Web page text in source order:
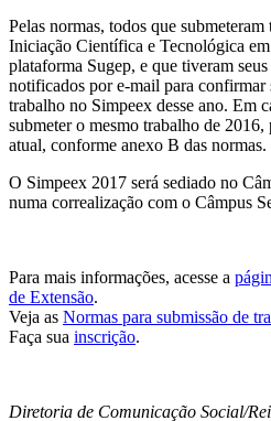
Pelas normas, todos que
Iniciação Científica e Tecnológica
plataforma Sugep, e que tiveram
notificados por e-mail para confirmar
trabalho no Simpeex desse ano. Em
submeter o mesmo trabalho de
atual, conforme anexo B das normas.
O Simpeex 2017 será sediado no
numa correalização com o Câmpus
Para mais informações, acesse a
de Extensão.
Veja as Normas para submissão de
Faça sua inscrição.
Diretoria de Comunicação Social/